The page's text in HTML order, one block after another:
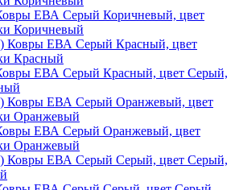
ЕВА Серый Коричневый, цвет
Коричневый
ЕВА Серый Красный, цвет Серый,
ЕВА Серый Оранжевый, цвет
Оранжевый